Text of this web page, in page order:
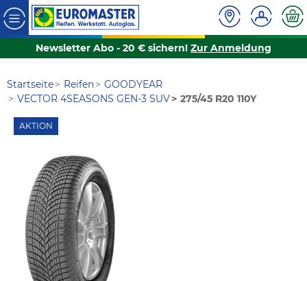
Newsletter Abo - 20 € sichern! Zur Anmeldung
Startseite Reifen
GOODYEAR
VECTOR 4SEASONS GEN-3 SUV
275/45 R20 110Y
AKTION